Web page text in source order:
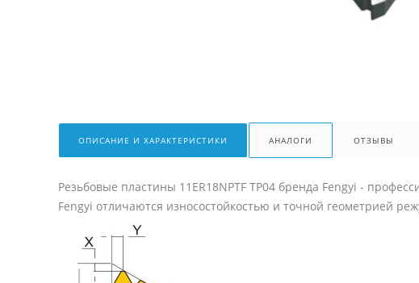
ОПИСАНИЕ И ХАРАКТЕРИСТИКИ АНАЛОГИ ОТЗЫВЫ
Резьбовые пластины 11ER18NPTF TP04 бренда Fengyi -
Fengyi отличаются износостойкостью и точной геометрией